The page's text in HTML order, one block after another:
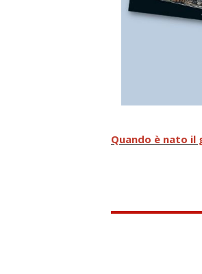
Quando è nato il